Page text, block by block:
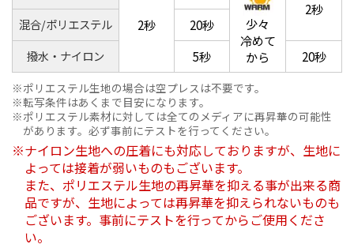
2秒
少々
冷めて
から
2秒
混合/ポリエステル 20秒
撥水・ナイロン 5秒 20秒
ポリエステル生地の場合は空プレスは不要です。
転写条件はあくまで目安になります。
ポリエステル素材に対しては全てのメディアに再昇華の可能性
があります。必ず事前にテストを行ってください。
ナイロン生地への圧着にも対応しておりますが、生地に
よっては接着が弱いものもございます。
また、ポリエステル生地の再昇華を抑える事が出来る商
品ですが、生地によっては再昇華を抑えられないものも
ございます。事前にテストを行ってからご使用くださ
い。